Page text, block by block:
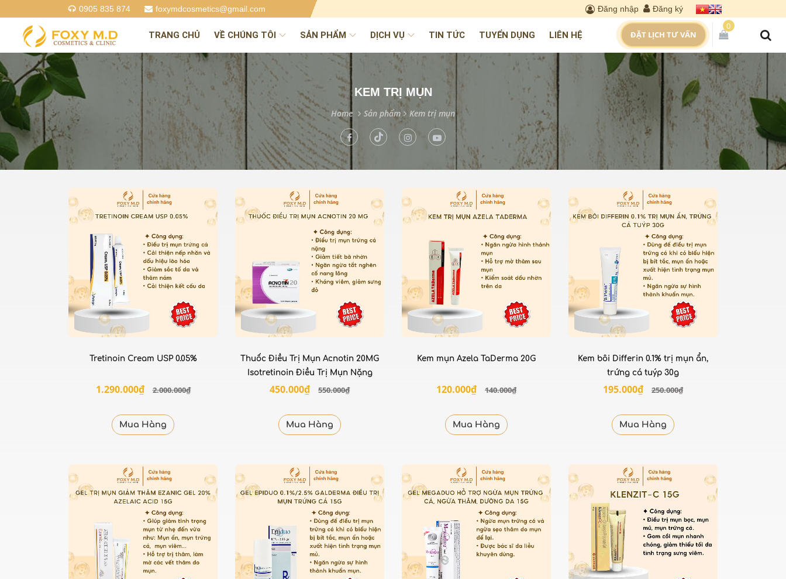
0905 835 874 foxymdcosmetics@gmail.com Đăng nhập Đăng ký
TRANG CHỦ VỀ CHÚNG TÔI SẢN PHẨM DỊCH VỤ TIN TỨC TUYỂN DỤNG LIÊN HỆ ĐẶT LỊCH TƯ VẤN
0
KEM TRỊ MỤN
Home Sản phẩm Kem trị mụn
Tretinoin Cream USP 0.05%
1.290.000₫ 2.000.000₫
Mua Hàng
Thuốc Điều Trị Mụn Acnotin 20MG
Isotretinoin Điều Trị Mụn Nặng
450.000₫ 550.000₫
Mua Hàng
Kem mụn Azela TaDerma 20G
120.000₫ 140.000₫
Mua Hàng
Kem bôi Differin 0.1% trị mụn ẩn,
trứng cá tuýp 30g
195.000₫ 250.000₫
Mua Hàng